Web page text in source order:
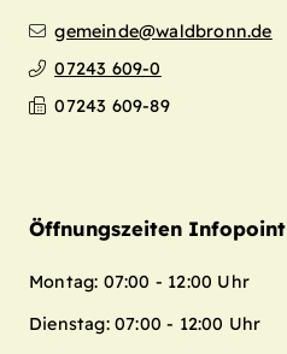
gemeinde@waldbronn.de
07243 609-0
07243 609-89
Öffnungszeiten Infopoint
Montag: 07:00 - 12:00 Uhr
Dienstag: 07:00 - 12:00 Uhr